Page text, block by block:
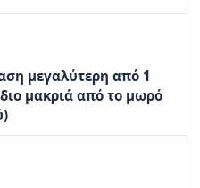
μεγαλύτερη από 1
μακριά από το μωρό